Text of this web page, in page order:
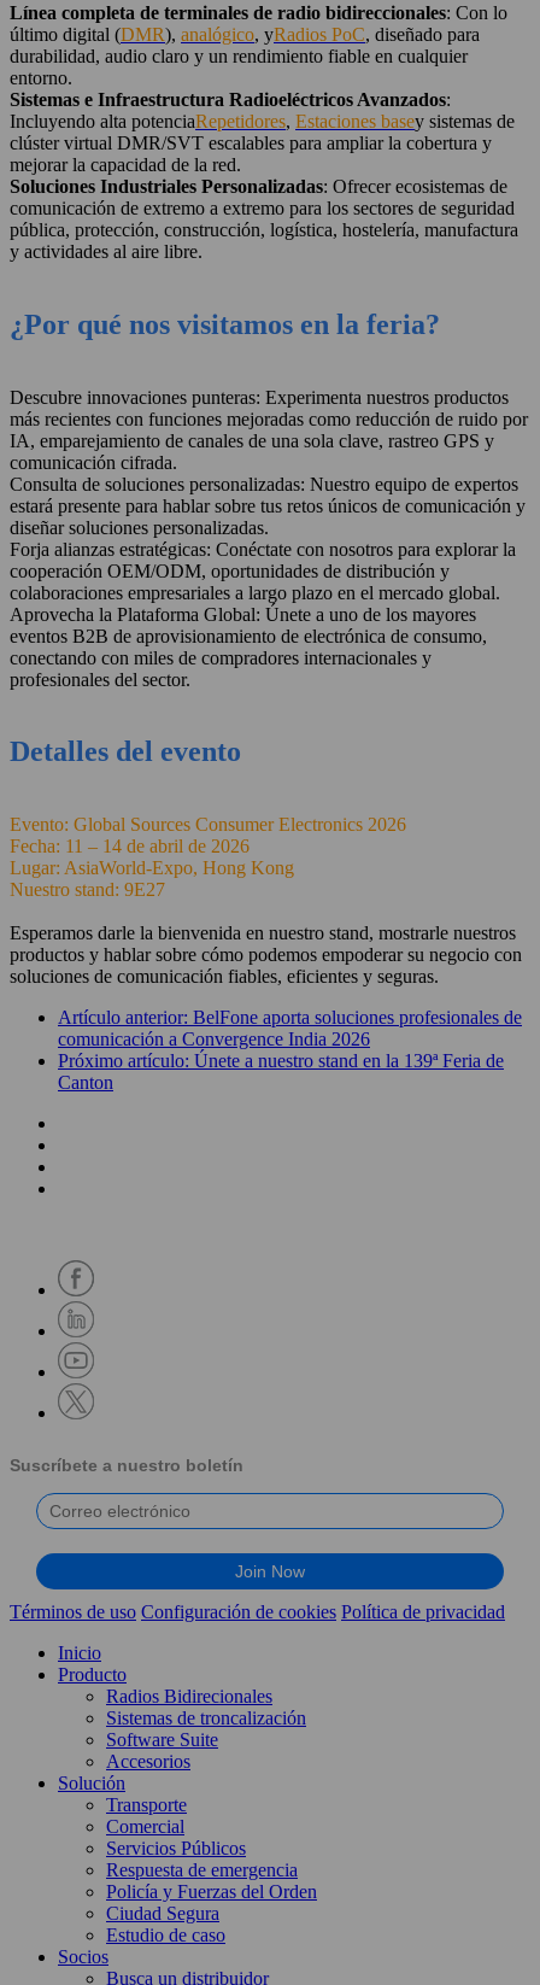
Línea completa de terminales de radio bidireccionales: Con lo
último digital (DMR), analógico, yRadios PoC, diseñado para
durabilidad, audio claro y un rendimiento fiable en cualquier
entorno.
Sistemas e Infraestructura Radioeléctricos Avanzados:
Incluyendo alta potenciaRepetidores, Estaciones basey sistemas de
clúster virtual DMR/SVT escalables para ampliar la cobertura y
mejorar la capacidad de la red.
Soluciones Industriales Personalizadas: Ofrecer ecosistemas de
comunicación de extremo a extremo para los sectores de seguridad
pública, protección, construcción, logística, hostelería, manufactura
y actividades al aire libre.
¿Por qué nos visitamos en la feria?
Descubre innovaciones punteras: Experimenta nuestros productos
más recientes con funciones mejoradas como reducción de ruido por
IA, emparejamiento de canales de una sola clave, rastreo GPS y
comunicación cifrada.
Consulta de soluciones personalizadas: Nuestro equipo de expertos
estará presente para hablar sobre tus retos únicos de comunicación y
diseñar soluciones personalizadas.
Forja alianzas estratégicas: Conéctate con nosotros para explorar la
cooperación OEM/ODM, oportunidades de distribución y
colaboraciones empresariales a largo plazo en el mercado global.
Aprovecha la Plataforma Global: Únete a uno de los mayores
eventos B2B de aprovisionamiento de electrónica de consumo,
conectando con miles de compradores internacionales y
profesionales del sector.
Detalles del evento
Evento: Global Sources Consumer Electronics 2026
Fecha: 11 – 14 de abril de 2026
Lugar: AsiaWorld-Expo, Hong Kong
Nuestro stand: 9E27
Esperamos darle la bienvenida en nuestro stand, mostrarle nuestros
productos y hablar sobre cómo podemos empoderar su negocio con
soluciones de comunicación fiables, eficientes y seguras.
Artículo anterior: BelFone aporta soluciones profesionales de
comunicación a Convergence India 2026
Próximo artículo: Únete a nuestro stand en la 139ª Feria de
Canton
Suscríbete a nuestro boletín
Términos de uso Configuración de cookies Política de privacidad
Inicio
Producto
Radios Bidirecionales
Sistemas de troncalización
Software Suite
Accesorios
Solución
Transporte
Comercial
Servicios Públicos
Respuesta de emergencia
Policía y Fuerzas del Orden
Ciudad Segura
Estudio de caso
Socios
Busca un distribuidor